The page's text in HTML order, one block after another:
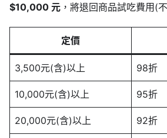
$10,000 元 ，將退回商品試吃費用(
定價
3,500元(含)以上 98折
10,000元(含)以上 95折
20,000元(含)以上 92折